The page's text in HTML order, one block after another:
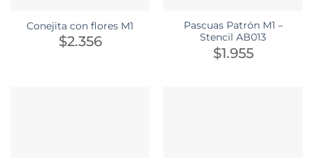
Conejita con flores M1
$2.356
Pascuas Patrón M1 –
Stencil AB013
$1.955